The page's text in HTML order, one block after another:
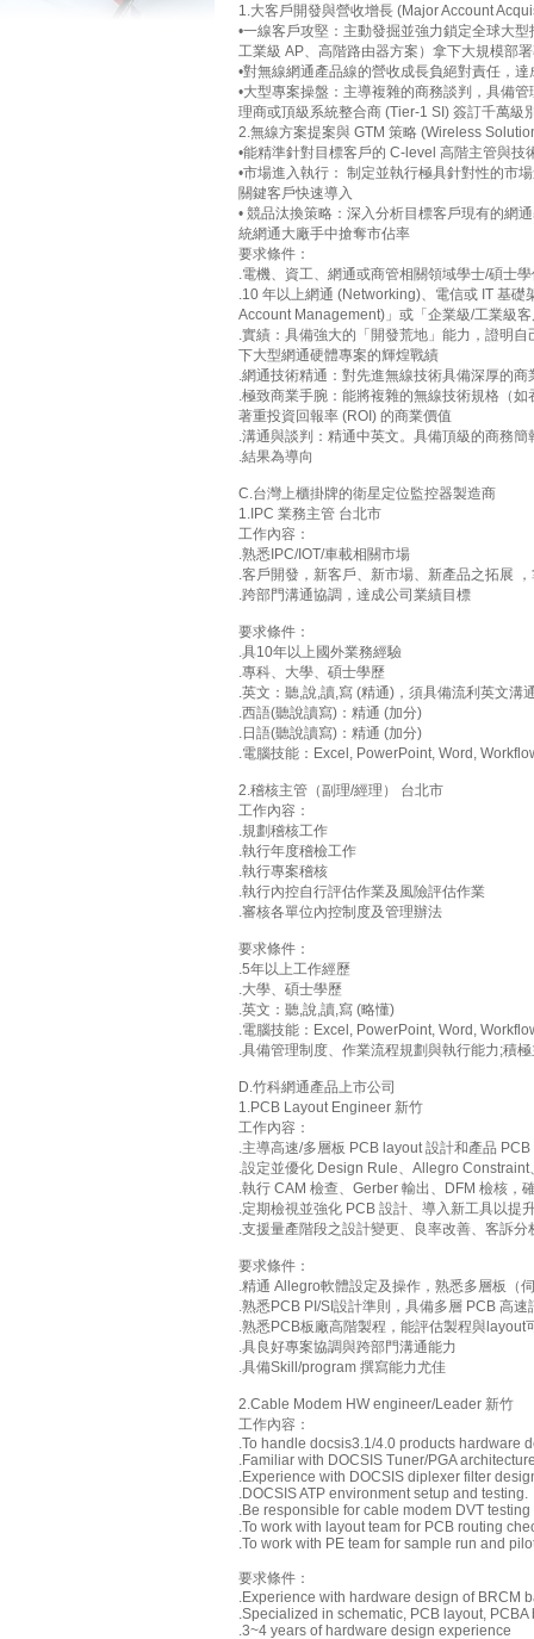
1.大客戶開發與營收增長 (Major Account
•一線客戶攻堅：主動發掘並強力鎖定全球大
工業級 AP、高階路由器方案）拿下大規模部
•對無線網通產品線的營收成長負絕對責任，
•大型專案操盤：主導複雜的商務談判，具備
理商或頂級系統整合商 (Tier-1 SI) 簽訂千萬級
2.無線方案提案與 GTM 策略 (Wireless
•能精準針對目標客戶的 C-level 高階主管與
•市場進入執行： 制定並執行極具針對性的市
關鍵客戶快速導入
• 競品汰換策略：深入分析目標客戶現有的網
統網通大廠手中搶奪市佔率
要求條件：
.電機、資工、網通或商管相關領域學士/碩士
.10 年以上網通 (Networking)、電信或 IT 基
Account Management)」或「企業級/工業級
.實績：具備強大的「開發荒地」能力，證明
下大型網通硬體專案的輝煌戰績
.網通技術精通：對先進無線技術具備深厚的商
.極致商業手腕：能將複雜的無線技術規格（
著重投資回報率 (ROI) 的商業價值
.溝通與談判：精通中英文。具備頂級的商務
.結果為導向
C.台灣上櫃掛牌的衛星定位監控器製造商
1.IPC 業務主管 台北市
工作內容：
.熟悉IPC/IOT/車載相關市場
.客戶開發，新客戶、新市場、新產品之拓展
.跨部門溝通協調，達成公司業績目標
要求條件：
.具10年以上國外業務經驗
.專科、大學、碩士學歷
.英文：聽,說,讀,寫 (精通)，須具備流利英文溝
.西語(聽說讀寫)：精通 (加分)
.日語(聽說讀寫)：精通 (加分)
.電腦技能：Excel, PowerPoint, Word,
2.稽核主管（副理/經理） 台北市
工作內容：
.規劃稽核工作
.執行年度稽檢工作
.執行專案稽核
.執行內控自行評估作業及風險評估作業
.審核各單位內控制度及管理辦法
要求條件：
.5年以上工作經歷
.大學、碩士學歷
.英文：聽,說,讀,寫 (略懂)
.電腦技能：Excel, PowerPoint, Word,
.具備管理制度、作業流程規劃與執行能力;積
D.竹科網通產品上市公司
1.PCB Layout Engineer 新竹
工作內容：
.主導高速/多層板 PCB layout 設計和產品
.設定並優化 Design Rule、Allegro
.執行 CAM 檢查、Gerber 輸出、DFM 檢核，
.定期檢視並強化 PCB 設計、導入新工具以提
.支援量產階段之設計變更、良率改善、客訴分
要求條件：
.精通 Allegro軟體設定及操作，熟悉多層板（
.熟悉PCB PI/SI設計準則，具備多層 PCB 高
.熟悉PCB板廠高階製程，能評估製程與
.具良好專案協調與跨部門溝通能力
.具備Skill/program 撰寫能力尤佳
2.Cable Modem HW engineer/Leader 新竹
工作內容：
.To handle docsis3.1/4.0 products hardware
.Familiar with DOCSIS Tuner/PGA
.Experience with DOCSIS diplexer filter
.DOCSIS ATP environment setup and testing.
.Be responsible for cable modem DVT
.To work with layout team for PCB routing
.To work with PE team for sample run and
要求條件：
.Experience with hardware design of BRCM
.Specialized in schematic, PCB layout,
.3~4 years of hardware design experience